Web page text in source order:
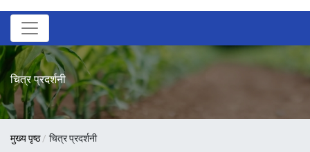
चित्र प्रदर्शनी
पग
मुख्य पृष्ठ चित्र प्रदर्शनी